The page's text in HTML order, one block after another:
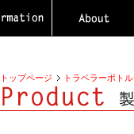
トップページ トラベラーボトル